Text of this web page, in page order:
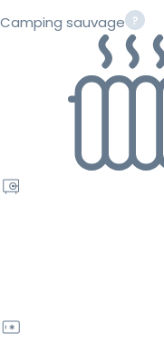
Camping sauvage